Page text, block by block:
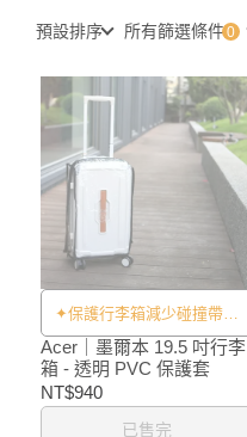
預設排序 所有篩選條件
✦保護行李箱減少碰撞帶來
的衝擊及刮傷✦
Acer｜墨爾本 19.5 吋行李
箱 - 透明 PVC 保護套
NT$940
已售完